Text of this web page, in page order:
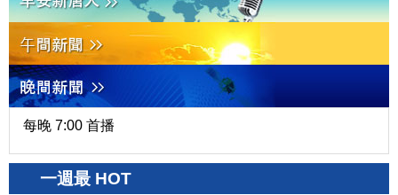
每晚 7:00 首播
一週最 HOT